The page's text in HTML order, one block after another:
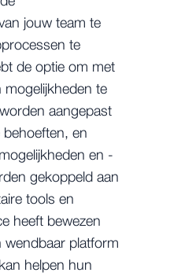
jouw team te
te
de optie om met
mogelijkheden te
aangepast
behoeften, en
en -
gekoppeld aan
tools en
heeft bewezen
wendbaar platform
helpen hun